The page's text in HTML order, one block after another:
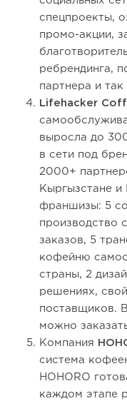
спецпроекты,
промо-акции,
ребрендинга,
партнера и так
Lifehacker
выросла до
в сети под
2000+
Кыргызстане
франшизы: 5
производство
заказов, 5
кофейню
страны, 2
решениях,
поставщиков.
можно
Компания
система
HOHORO
каждом этапе